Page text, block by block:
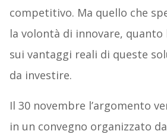
competitivo. Ma quello che
la volontà di innovare,
sui vantaggi reali di queste
da investire.
Il 30 novembre l’argomento
in un convegno organizzato da